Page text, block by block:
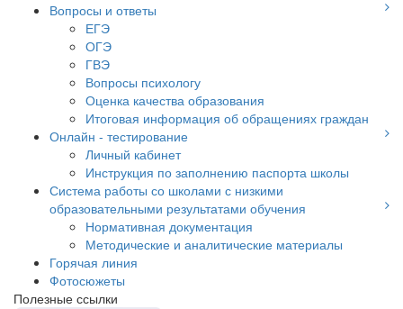
Вопросы и ответы
ЕГЭ
ОГЭ
ГВЭ
Вопросы психологу
Оценка качества образования
Итоговая информация об обращениях граждан
Онлайн - тестирование
Личный кабинет
Инструкция по заполнению паспорта школы
Система работы со школами с низкими
образовательными результатами обучения
Нормативная документация
Методические и аналитические материалы
Горячая линия
Фотосюжеты
Полезные ссылки